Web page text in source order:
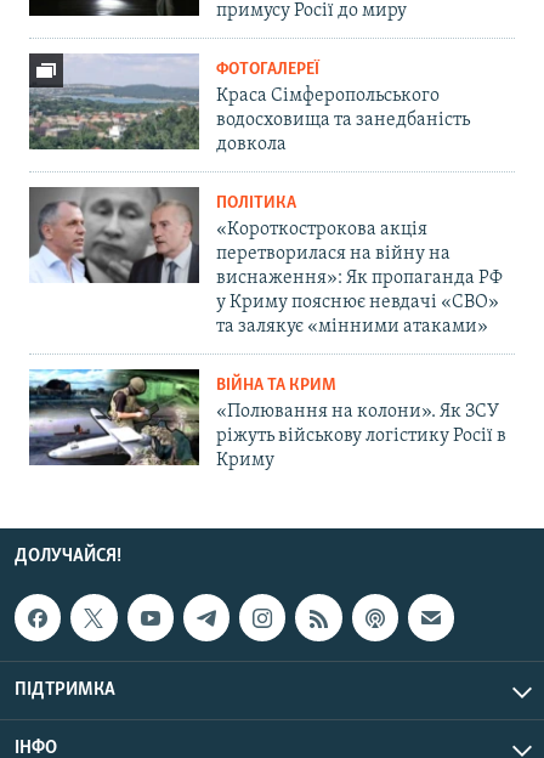
примусу Росії до миру
ФОТОГАЛЕРЕЇ
Краса Сімферопольського
водосховища та занедбаність
довкола
ПОЛІТИКА
«Короткострокова акція
перетворилася на війну на
виснаження»: Як пропаганда РФ
у Криму пояснює невдачі «СВО»
та залякує «мінними атаками»
ВІЙНА ТА КРИМ
«Полювання на колони». Як ЗСУ
ріжуть військову логістику Росії в
Криму
ДОЛУЧАЙСЯ!
ПІДТРИМКА
ІНФО